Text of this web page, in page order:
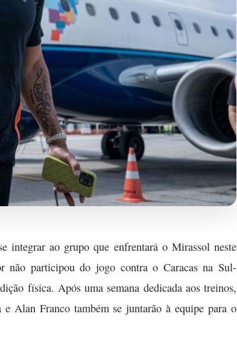
integrar ao grupo que enfrentará o Mirassol neste
não participou do jogo contra o Caracas na Sul-
física. Após uma semana dedicada aos treinos,
Alan Franco também se juntarão à equipe para o